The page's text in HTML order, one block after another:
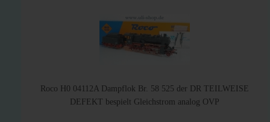
Roco H0 04112A Dampflok Br. 58 525 der DR TEILWEISE
DEFEKT bespielt Gleichstrom analog OVP